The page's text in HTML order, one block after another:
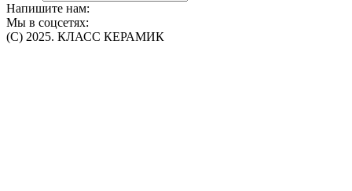
Напишите нам:
Мы в соцсетях:
(C) 2025. КЛАСС КЕРАМИК